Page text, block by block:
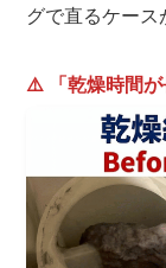
グで直るケース
⚠️ 「乾燥時間が